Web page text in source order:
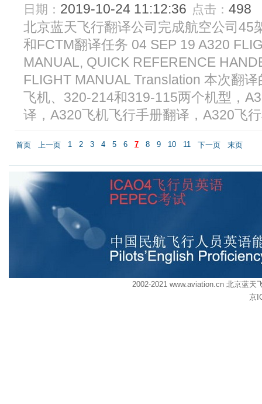
日期： 2019-10-24 11:12:36 点击： 498
北京蓝天飞行翻译公司完成航空公司45
和FCTM翻译任务 04 SEP 19 A320
MANUAL, QUICK REFERENCE
FLIGHT MANUAL Translation 本次翻
飞机、320-214和319-115两个机型，
译，A320飞机飞行手册翻译，A320飞
首页 上一页 1 2 3 4 5 6 7 8 9 10 11 下一页 末页
2002-2021 www.aviation.cn 北京蓝天
京